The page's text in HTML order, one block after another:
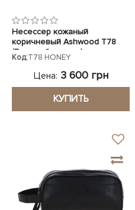
Несессер кожаный
коричневый Ashwood T78
(Великобритания)
Код:T78 HONEY
Цена: 3 600 грн
КУПИТЬ